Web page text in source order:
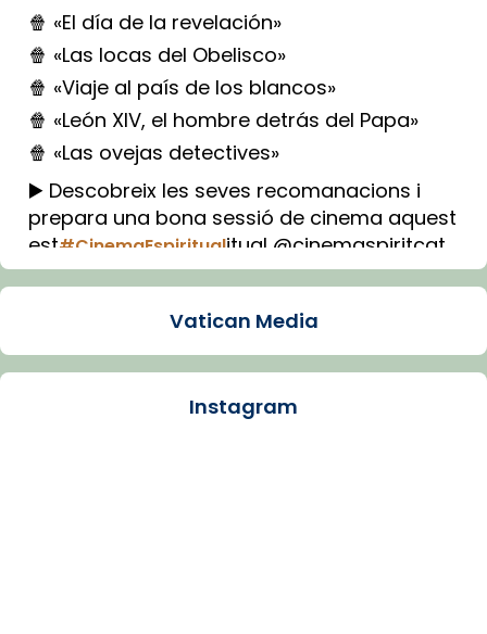
🍿 «El día de la revelación»
🍿 «Las locas del Obelisco»
🍿 «Viaje al país de los blancos»
🍿 «León XIV, el hombre detrás del Papa»
🍿 «Las ovejas detectives»
▶️ Descobreix les seves recomanacions i
prepara una bona sessió de cinema aquest
est#CinemaEspiritualitual @cinemaspiritcat
Imatge: Generada amb IA (OpenAI)
Arquebisbat de Barcelona
Vatican Media
Instagram